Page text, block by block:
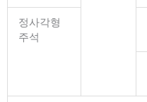
정사각형
주석